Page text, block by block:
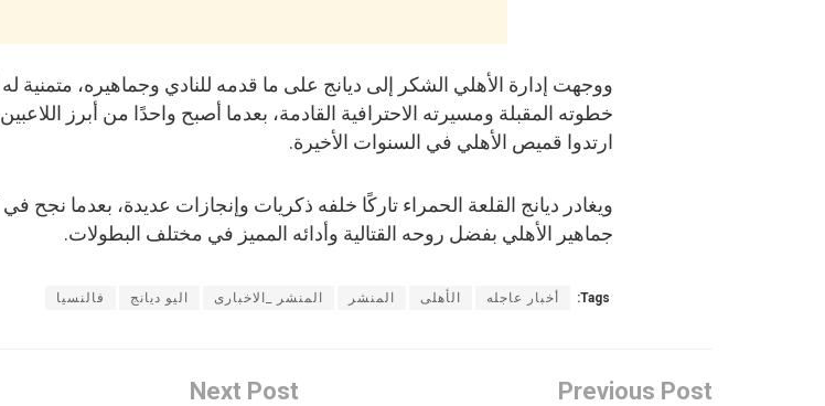
ووجهت إدارة الأهلي الشكر إلى ديانج على ما قدمه للنادي وجماهيره، متمنية
خطوته المقبلة ومسيرته الاحترافية القادمة، بعدما أصبح واحدًا من أبرز
ارتدوا قميص الأهلي في السنوات الأخيرة.
ويغادر ديانج القلعة الحمراء تاركًا خلفه ذكريات وإنجازات عديدة، بعدما نجح
جماهير الأهلي بفضل روحه القتالية وأدائه المميز في مختلف البطولات.
Tags: أخبار عاجله الأهلى المنشر المنشر _الاخبارى اليو ديانج فالنسيا
Previous Post
Next Post